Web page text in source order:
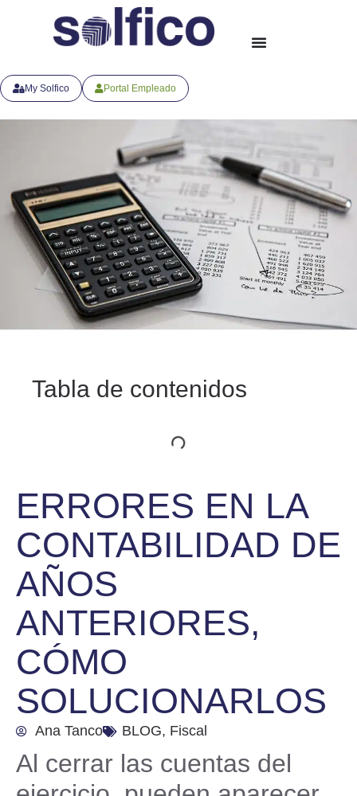
My Solfico Portal Empleado
Tabla de contenidos
ERRORES EN LA
CONTABILIDAD DE
AÑOS
ANTERIORES,
CÓMO
SOLUCIONARLOS
Ana Tanco BLOG, Fiscal
Al cerrar las cuentas del